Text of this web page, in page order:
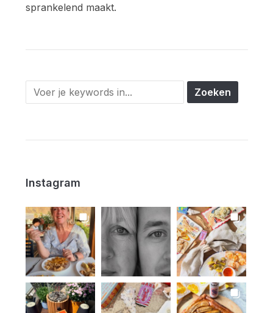
sprankelend maakt.
Instagram